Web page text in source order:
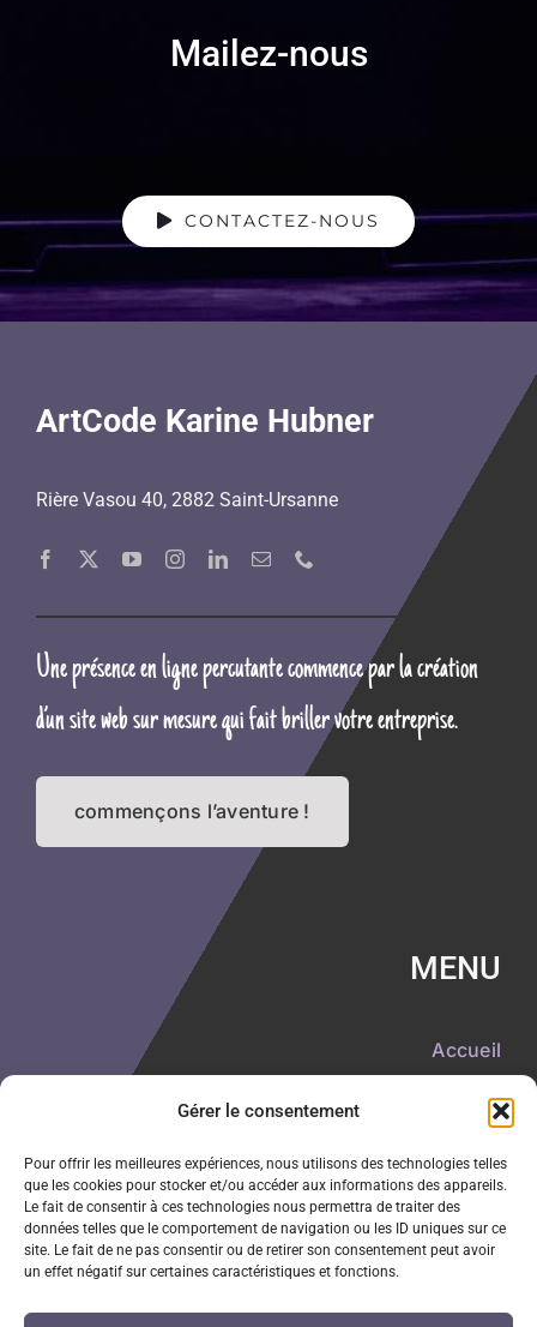
Gérer le consentement
Pour offrir les meilleures expériences, nous utilisons des technologies telles
que les cookies pour stocker et/ou accéder aux informations des appareils.
Le fait de consentir à ces technologies nous permettra de traiter des
données telles que le comportement de navigation ou les ID uniques sur ce
site. Le fait de ne pas consentir ou de retirer son consentement peut avoir
un effet négatif sur certaines caractéristiques et fonctions.
Mailez-nous
CONTACTEZ-NOUS
ArtCode Karine Hubner
Rière Vasou 40, 2882 Saint-Ursanne
Une présence en ligne percutante commence par la création
d’un site web sur mesure qui fait briller votre entreprise.
commençons l’aventure !
MENU
Accueil
À propos
Nos articles de blog
Nous vous proposons
Contactez-nous
Politique de cookies